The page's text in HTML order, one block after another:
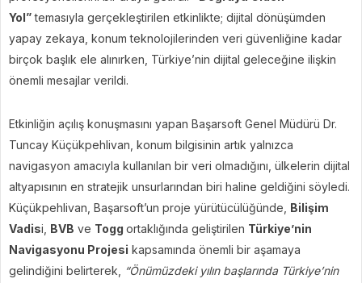
Yol”temasıyla gerçekleştirilen etkinlikte; dijital dönüşümden
yapay zekaya, konum teknolojilerinden veri güvenliğine kadar
birçok başlık ele alınırken, Türkiye’nin dijital geleceğine ilişkin
önemli mesajlar verildi.
Etkinliğin açılış konuşmasını yapan Başarsoft Genel Müdürü Dr.
Tuncay Küçükpehlivan, konum bilgisinin artık yalnızca
navigasyon amacıyla kullanılan bir veri olmadığını, ülkelerin dijital
altyapısının en stratejik unsurlarından biri haline geldiğini söyledi.
Küçükpehlivan, Başarsoft’un proje yürütücülüğünde, Bilişim
Vadisi, BVB ve Togg ortaklığında geliştirilen Türkiye’nin
Navigasyonu Projesi kapsamında önemli bir aşamaya
gelindiğini belirterek,
“Önümüzdeki yılın başlarında Türkiye’nin